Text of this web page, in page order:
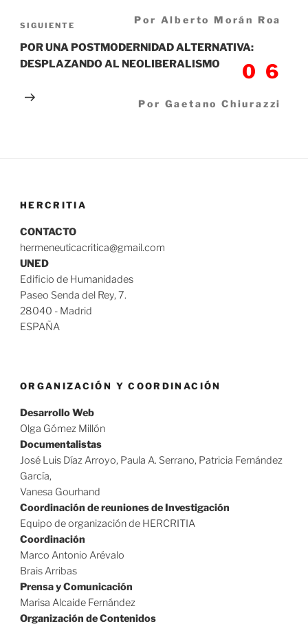
Por Alberto Morán Roa
Siguiente
entrada
SIGUIENTE
POR UNA POSTMODERNIDAD ALTERNATIVA:
DESPLAZANDO AL NEOLIBERALISMO
06
Por Gaetano Chiurazzi
HERCRITIA
CONTACTO
hermeneuticacritica@gmail.com
UNED
Edificio de Humanidades
Paseo Senda del Rey, 7.
28040 - Madrid
ESPAÑA
ORGANIZACIÓN Y COORDINACIÓN
Desarrollo Web
Olga Gómez Millón
Documentalistas
José Luis Díaz Arroyo, Paula A. Serrano, Patricia Fernández
García,
Vanesa Gourhand
Coordinación de reuniones de Investigación
Equipo de organización de HERCRITIA
Coordinación
Marco Antonio Arévalo
Brais Arribas
Prensa y Comunicación
Marisa Alcaide Fernández
Organización de Contenidos